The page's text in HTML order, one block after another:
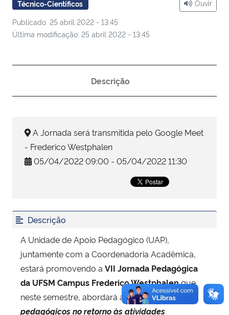
Secretaria-Geral
Gabinete de Segurança Institucional
Banco Central do Brasil
Técnico-Científicos
Publicado: 25 abril 2022 - 13:45
Última modificação: 25 abril 2022 - 13:45
Ouvir
Descrição
A Jornada será transmitida pelo Google Meet
- Frederico Westphalen
05/04/2022 09:00 - 05/04/2022 11:30
Descrição
A Unidade de Apoio Pedagógico (UAP),
juntamente com a Coordenadoria Acadêmica,
estará promovendo a VII Jornada Pedagógica
da UFSM Campus Frederico Westphalenque,
neste semestre, abordará a temática“Desafios
pedagógicos no retorno às atividades